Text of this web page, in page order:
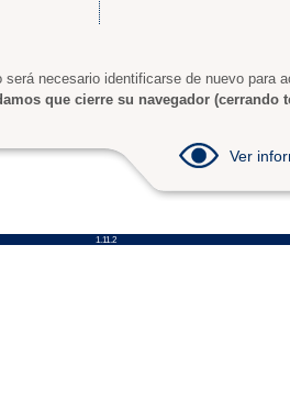
necesario identificarse de nuevo para
que cierre su navegador (cerrando
Ver
1.11.2